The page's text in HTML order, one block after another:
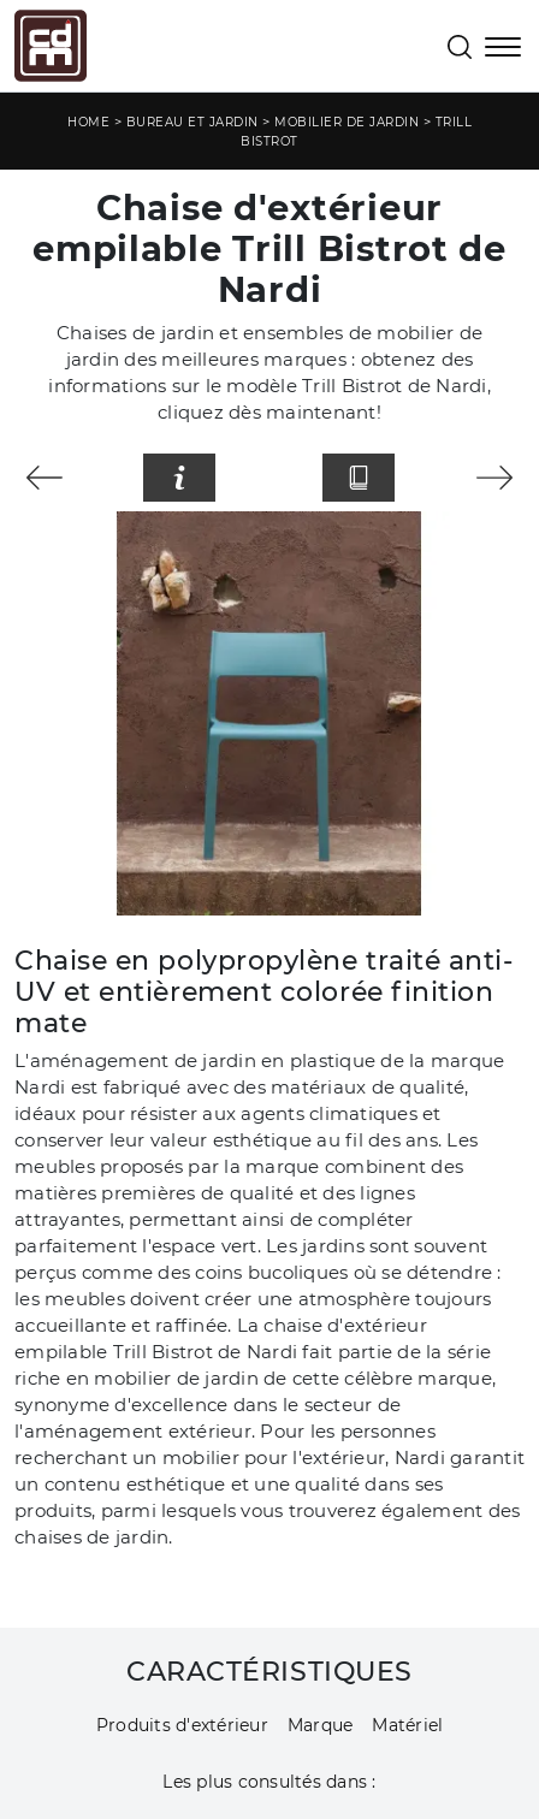
HOME > BUREAU ET JARDIN > MOBILIER DE JARDIN > TRILL
BISTROT
Chaise d'extérieur
empilable Trill Bistrot de
Nardi
Chaises de jardin et ensembles de mobilier de
jardin des meilleures marques : obtenez des
informations sur le modèle Trill Bistrot de Nardi,
cliquez dès maintenant!
Chaise en polypropylène traité anti-
UV et entièrement colorée finition
mate
L'aménagement de jardin en plastique de la marque
Nardi est fabriqué avec des matériaux de qualité,
idéaux pour résister aux agents climatiques et
conserver leur valeur esthétique au fil des ans. Les
meubles proposés par la marque combinent des
matières premières de qualité et des lignes
attrayantes, permettant ainsi de compléter
parfaitement l'espace vert. Les jardins sont souvent
perçus comme des coins bucoliques où se détendre :
les meubles doivent créer une atmosphère toujours
accueillante et raffinée. La chaise d'extérieur
empilable Trill Bistrot de Nardi fait partie de la série
riche en mobilier de jardin de cette célèbre marque,
synonyme d'excellence dans le secteur de
l'aménagement extérieur. Pour les personnes
recherchant un mobilier pour l'extérieur, Nardi garantit
un contenu esthétique et une qualité dans ses
produits, parmi lesquels vous trouverez également des
chaises de jardin.
CARACTÉRISTIQUES
Produits d'extérieur Marque Matériel
Les plus consultés dans :